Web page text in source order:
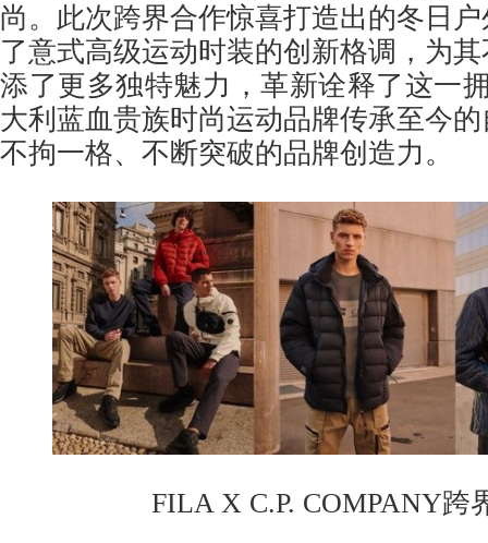
尚。此次跨界合作惊喜打造出的冬日
了意式高级运动时装的创新格调，为
添了更多独特魅力，革新诠释了这一
大利蓝血贵族时尚运动品牌传承至今
不拘一格、不断突破的品牌创造力。
FILA X C.P. COMPANY跨